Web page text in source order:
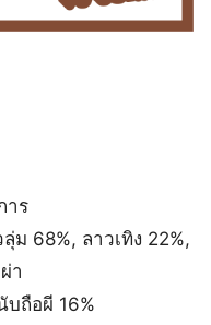
าร
ม 68%, ลาวเทิง 22%,
า
ถือผี 16%